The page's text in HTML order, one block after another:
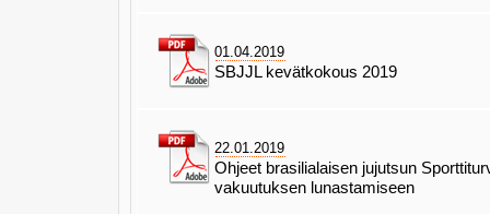
01.04.2019
SBJJL kevätkokous 2019
22.01.2019
Ohjeet brasilialaisen jujutsun
vakuutuksen lunastamiseen